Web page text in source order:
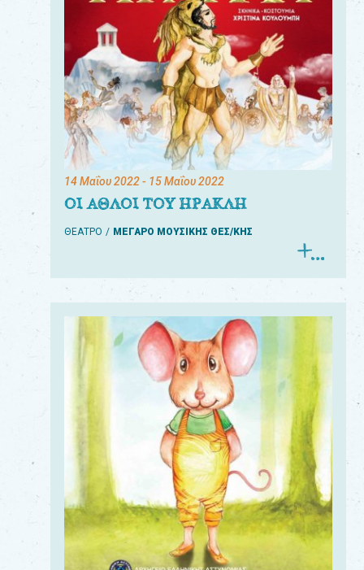
14 Μαΐου 2022- 15 Μαΐου 2022
ΟΙ ΑΘΛΟΙ ΤΟΥ ΗΡΑΚΛΗ
ΘΕΑΤΡΟ ΜΕΓΑΡΟ ΜΟΥΣΙΚΗΣ ΘΕΣ/ΚΗΣ